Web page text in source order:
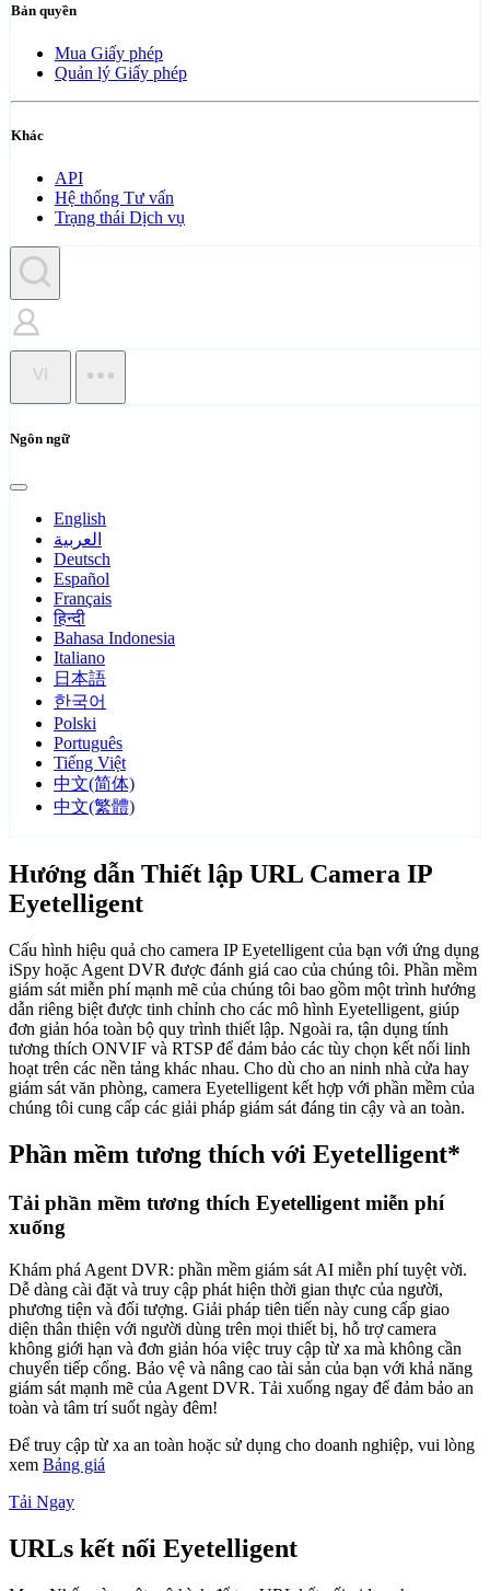
Bản quyền
Mua Giấy phép
Quản lý Giấy phép
Khác
API
Hệ thống Tư vấn
Trạng thái Dịch vụ
VI
Ngôn ngữ
English
العربية
Deutsch
Español
Français
हिन्दी
Bahasa Indonesia
Italiano
日本語
한국어
Polski
Português
Tiếng Việt
中文(简体)
中文(繁體)
Hướng dẫn Thiết lập URL Camera IP
Eyetelligent
Cấu hình hiệu quả cho camera IP Eyetelligent của bạn với ứng dụng
iSpy hoặc Agent DVR được đánh giá cao của chúng tôi. Phần mềm
giám sát miễn phí mạnh mẽ của chúng tôi bao gồm một trình hướng
dẫn riêng biệt được tinh chỉnh cho các mô hình Eyetelligent, giúp
đơn giản hóa toàn bộ quy trình thiết lập. Ngoài ra, tận dụng tính
tương thích ONVIF và RTSP để đảm bảo các tùy chọn kết nối linh
hoạt trên các nền tảng khác nhau. Cho dù cho an ninh nhà cửa hay
giám sát văn phòng, camera Eyetelligent kết hợp với phần mềm của
chúng tôi cung cấp các giải pháp giám sát đáng tin cậy và an toàn.
Phần mềm tương thích với Eyetelligent*
Tải phần mềm tương thích Eyetelligent miễn phí
xuống
Khám phá Agent DVR: phần mềm giám sát AI miễn phí tuyệt vời.
Dễ dàng cài đặt và truy cập phát hiện thời gian thực của người,
phương tiện và đối tượng. Giải pháp tiên tiến này cung cấp giao
diện thân thiện với người dùng trên mọi thiết bị, hỗ trợ camera
không giới hạn và đơn giản hóa việc truy cập từ xa mà không cần
chuyển tiếp cổng. Bảo vệ và nâng cao tài sản của bạn với khả năng
giám sát mạnh mẽ của Agent DVR. Tải xuống ngay để đảm bảo an
toàn và tâm trí suốt ngày đêm!
Để truy cập từ xa an toàn hoặc sử dụng cho doanh nghiệp, vui lòng
xem Bảng giá
Tải Ngay
URLs kết nối Eyetelligent